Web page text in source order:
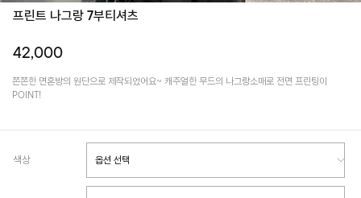
프린트 나그랑 7부티셔츠
42,000
쫀쫀한 면혼방의 원단으로 제작되었어요~ 캐주얼한 무드의 나그랑소매로 전면 프린팅이
POINT!
색상